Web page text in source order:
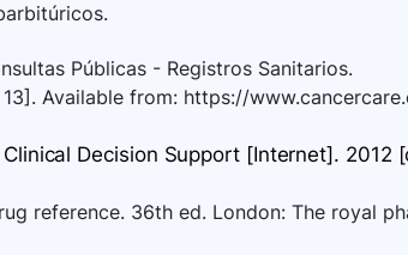
Públicas - Registros Sanitarios.
Available from: https://
Decision Support [Internet]. 2012
reference. 36th ed. London: The royal